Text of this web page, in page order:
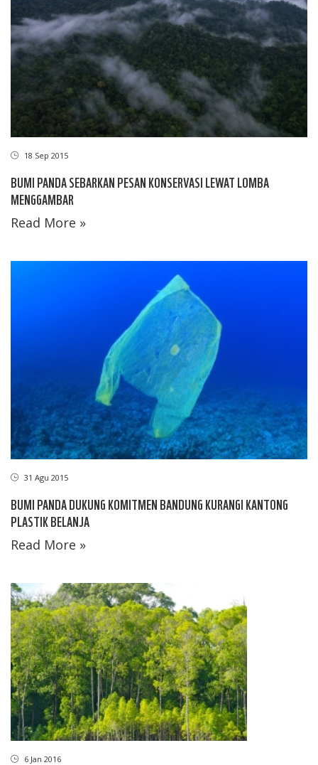
18 Sep 2015
BUMI PANDA SEBARKAN PESAN KONSERVASI LEWAT LOMBA
MENGGAMBAR
Read More »
31 Agu 2015
BUMI PANDA DUKUNG KOMITMEN BANDUNG KURANGI KANTONG
PLASTIK BELANJA
Read More »
6 Jan 2016